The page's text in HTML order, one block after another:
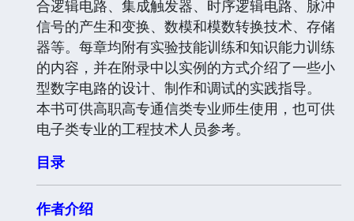
合逻辑电路、集成触发器、时序逻辑电路、脉冲
信号的产生和变换、数模和模数转换技术、存储
器等。每章均附有实验技能训练和知识能力训练
的内容，并在附录中以实例的方式介绍了一些小
型数字电路的设计、制作和调试的实践指导。
本书可供高职高专通信类专业师生使用，也可供
电子类专业的工程技术人员参考。
目录
作者介绍